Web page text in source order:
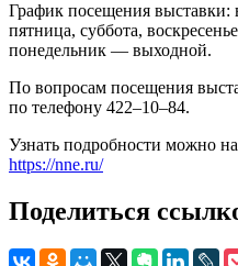
График посещения выставки:
пятница, суббота,
понедельник — выходной.
По вопросам посещения
по телефону 422–10–84.
Узнать подробности можно на
https://nne.ru/
Поделиться